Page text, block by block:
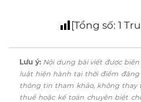
[Tổng số: 1
Lưu ý:Nội dung bài viết được
luật hiện hành tại thời điểm
thông tin tham khảo, không thay
thuế hoặc kế toán chuyên biệt